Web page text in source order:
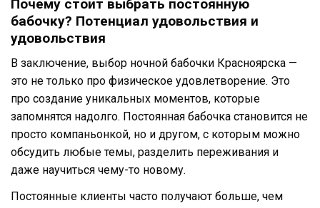
Почему стоит выбрать постоянную
бабочку? Потенциал удовольствия и
удовольствия
В заключение, выбор ночной бабочки Красноярска —
это не только про физическое удовлетворение. Это
про создание уникальных моментов, которые
запомнятся надолго. Постоянная бабочка становится не
просто компаньонкой, но и другом, с которым можно
обсудить любые темы, разделить переживания и
даже научиться чему-то новому.
Постоянные клиенты часто получают больше, чем